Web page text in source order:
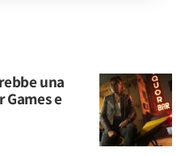
una
e